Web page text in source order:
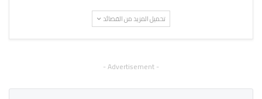
تحميل المزيد من القصائد
- Advertisement -